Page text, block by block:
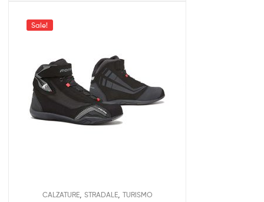
Sale!
CALZATURE, STRADALE, TURISMO